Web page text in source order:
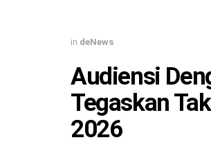
in deNews
Audiensi
Tegaskan
2026